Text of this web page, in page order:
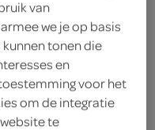
bij de
van
we je op basis
tonen die
en
voor het
om de integratie
te